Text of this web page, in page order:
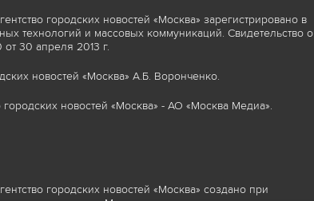
городских новостей «Москва» зарегистрировано в
технологий и массовых коммуникаций. Свидетельство о
30 апреля 2013 г.
новостей «Москва» А.Б. Воронченко.
новостей «Москва» - АО «Москва Медиа».
городских новостей «Москва» создано при